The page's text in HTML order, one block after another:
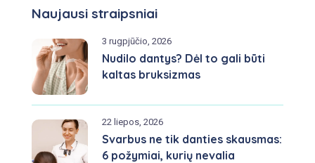
Naujausi straipsniai
3 rugpjūčio, 2026
Nudilo dantys? Dėl to gali būti
kaltas bruksizmas
22 liepos, 2026
Svarbus ne tik danties skausmas:
6 požymiai, kurių nevalia